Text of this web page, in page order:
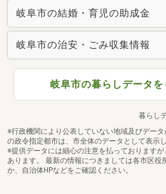
岐阜市の結婚・育児の助成金
岐阜市の治安・ごみ収集情報
岐阜市の暮らしデータを
暮らし
※行政機関により公表していない地域及びデー
の政令指定都市は、市全体のデータとして表示し
※提供データには細心の注意を払っております
あります。 最新の情報につきましては各市区役
か、自治体HPなどをご確認ください。